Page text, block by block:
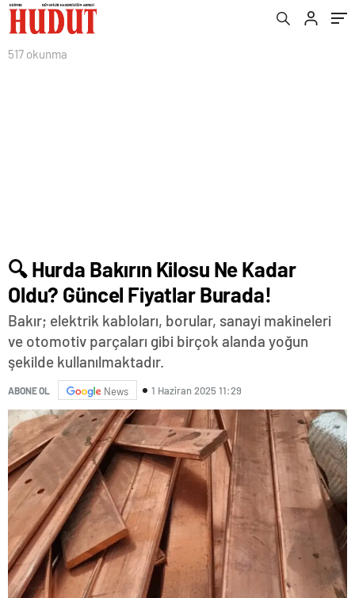
517 okunma
🔍 Hurda Bakırın Kilosu Ne Kadar
Oldu? Güncel Fiyatlar Burada!
Bakır; elektrik kabloları, borular, sanayi makineleri
ve otomotiv parçaları gibi birçok alanda yoğun
şekilde kullanılmaktadır.
ABONE OL News 1 Haziran 2025 11:29